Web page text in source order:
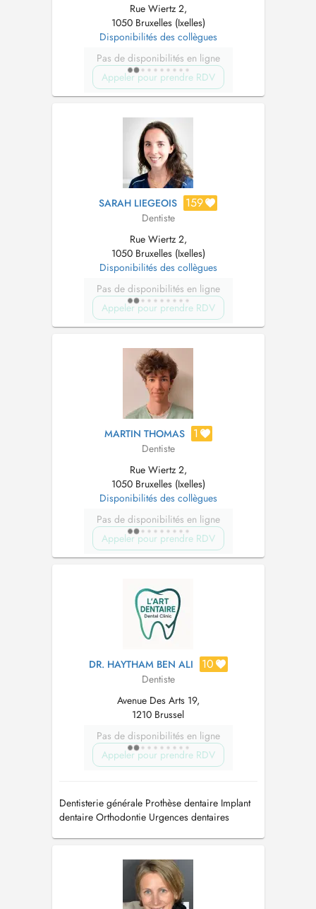
Rue Wiertz 2,
1050 Bruxelles (Ixelles)
Disponibilités des collègues
Pas de disponibilités en ligne
Appeler pour prendre RDV
SARAH LIEGEOIS 159
Dentiste
Rue Wiertz 2,
1050 Bruxelles (Ixelles)
Disponibilités des collègues
Pas de disponibilités en ligne
Appeler pour prendre RDV
MARTIN THOMAS 1
Dentiste
Rue Wiertz 2,
1050 Bruxelles (Ixelles)
Disponibilités des collègues
Pas de disponibilités en ligne
Appeler pour prendre RDV
DR. HAYTHAM BEN ALI 10
Dentiste
Avenue Des Arts 19,
1210 Brussel
Pas de disponibilités en ligne
Appeler pour prendre RDV
Dentisterie générale Prothèse dentaire Implant
dentaire Orthodontie Urgences dentaires